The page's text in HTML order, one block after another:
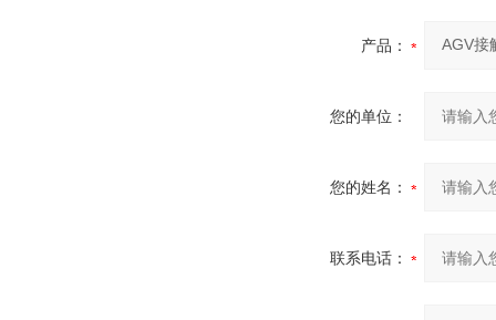
产品：
您的单位：
您的姓名：
联系电话：